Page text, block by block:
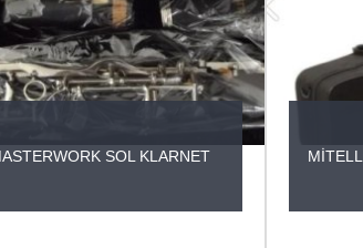
SOL KLARNET